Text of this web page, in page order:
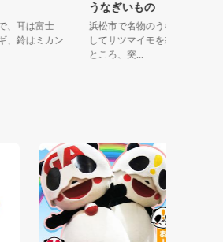
きで、耳は富士
ナギ、鈴はミカン
うなぎいもの うなも
浜松市で名物のうなぎを肥
してサツマイモを栽培して
ところ、突...